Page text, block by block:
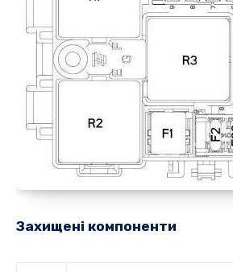
Захищені компоненти